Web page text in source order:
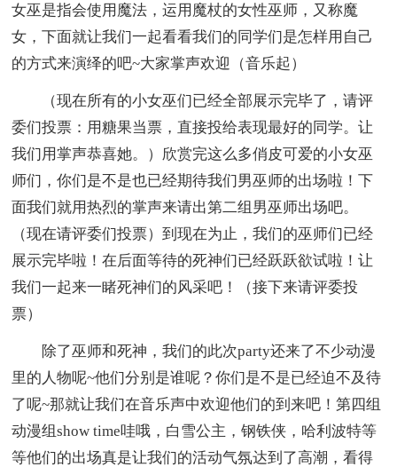
女巫是指会使用魔法，运用魔杖的女性巫师，又称魔
女，下面就让我们一起看看我们的同学们是怎样用自己
的方式来演绎的吧~大家掌声欢迎（音乐起）
（现在所有的小女巫们已经全部展示完毕了，请评
委们投票：用糖果当票，直接投给表现最好的同学。让
我们用掌声恭喜她。）欣赏完这么多俏皮可爱的小女巫
师们，你们是不是也已经期待我们男巫师的出场啦！下
面我们就用热烈的掌声来请出第二组男巫师出场吧。
（现在请评委们投票）到现在为止，我们的巫师们已经
展示完毕啦！在后面等待的死神们已经跃跃欲试啦！让
我们一起来一睹死神们的风采吧！（接下来请评委投
票）
除了巫师和死神，我们的此次party还来了不少动漫
里的人物呢~他们分别是谁呢？你们是不是已经迫不及待
了呢~那就让我们在音乐声中欢迎他们的到来吧！第四组
动漫组show time哇哦，白雪公主，钢铁侠，哈利波特等
等他们的出场真是让我们的活动气氛达到了高潮，看得